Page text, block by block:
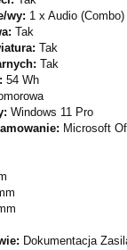
wy: 1 x Audio (Combo)
Tak
Tak
Tak
54 Wh
Windows 11 Pro
Microsoft
Dokumentacja